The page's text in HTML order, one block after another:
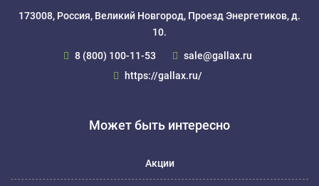
173008, Россия, Великий Новгород, Проезд Энергетиков, д.
10.
8 (800) 100-11-53
sale@gallax.ru
https://gallax.ru/
Может быть интересно
Акции